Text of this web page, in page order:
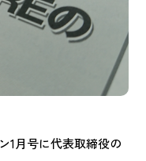
1月号に代表取締役の